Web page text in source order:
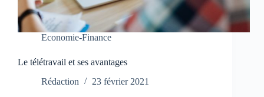
Economie-Finance
Le télétravail et ses avantages
Rédaction
23 février 2021